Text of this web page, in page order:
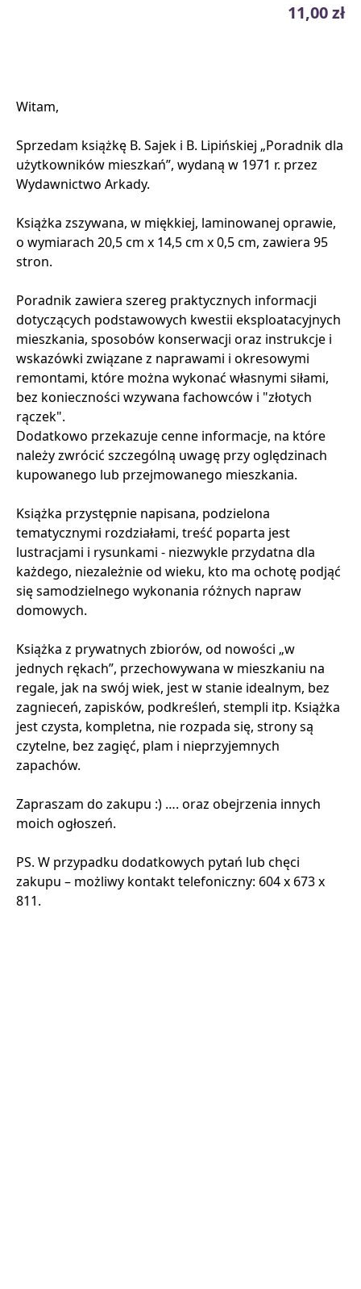
11,00 zł
Witam,
Sprzedam książkę B. Sajek i B. Lipińskiej „Poradnik dla
użytkowników mieszkań”, wydaną w 1971 r. przez
Wydawnictwo Arkady.
Książka zszywana, w miękkiej, laminowanej oprawie,
o wymiarach 20,5 cm x 14,5 cm x 0,5 cm, zawiera 95
stron.
Poradnik zawiera szereg praktycznych informacji
dotyczących podstawowych kwestii eksploatacyjnych
mieszkania, sposobów konserwacji oraz instrukcje i
wskazówki związane z naprawami i okresowymi
remontami, które można wykonać własnymi siłami,
bez konieczności wzywana fachowców i "złotych
rączek".
Dodatkowo przekazuje cenne informacje, na które
należy zwrócić szczególną uwagę przy oględzinach
kupowanego lub przejmowanego mieszkania.
Książka przystępnie napisana, podzielona
tematycznymi rozdziałami, treść poparta jest
lustracjami i rysunkami - niezwykle przydatna dla
każdego, niezależnie od wieku, kto ma ochotę podjąć
się samodzielnego wykonania różnych napraw
domowych.
Książka z prywatnych zbiorów, od nowości „w
jednych rękach”, przechowywana w mieszkaniu na
regale, jak na swój wiek, jest w stanie idealnym, bez
zagnieceń, zapisków, podkreśleń, stempli itp. Książka
jest czysta, kompletna, nie rozpada się, strony są
czytelne, bez zagięć, plam i nieprzyjemnych
zapachów.
Zapraszam do zakupu :) …. oraz obejrzenia innych
moich ogłoszeń.
PS. W przypadku dodatkowych pytań lub chęci
zakupu – możliwy kontakt telefoniczny: 604 x 673 x